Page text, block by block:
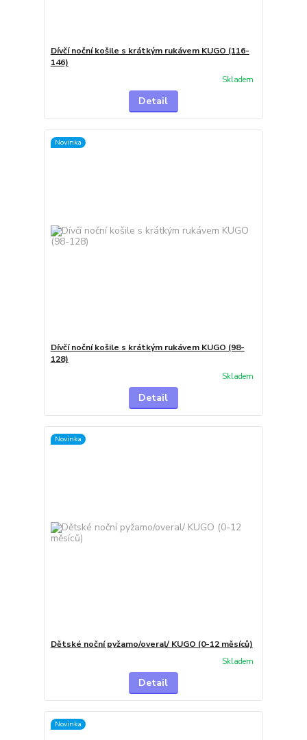
Dívčí noční košile s krátkým rukávem KUGO (116-
146)
Skladem
Detail
Novinka
Dívčí noční košile s krátkým rukávem KUGO (98-
128)
Skladem
Detail
Novinka
Dětské noční pyžamo/overal/ KUGO (0-12 měsíců)
Skladem
Detail
Novinka